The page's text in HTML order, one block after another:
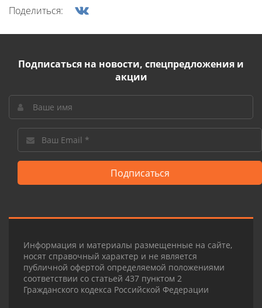
Поделиться:
Подписаться на новости, спецпредложения и
акции
Подписаться
Информация и материалы размещенные на сайте,
носят справочный характер и не является
публичной офертой определяемой положениями
соответствии со статьей 437 пунктом 2
Гражданского кодекса Российской Федерации